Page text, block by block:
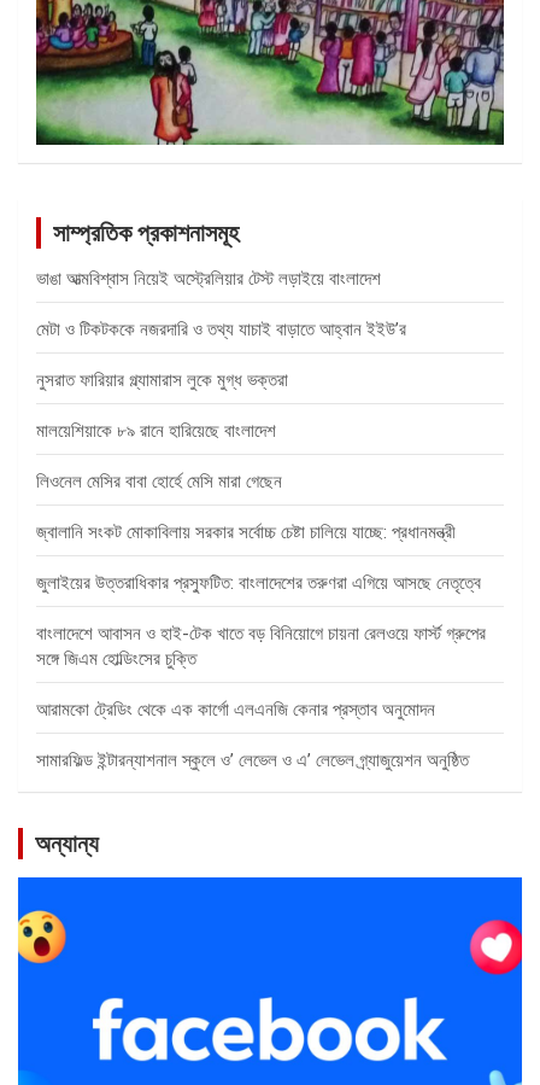
সাম্প্রতিক প্রকাশনাসমূহ
ভাঙা আত্মবিশ্বাস নিয়েই অস্ট্রেলিয়ার টেস্ট লড়াইয়ে বাংলাদেশ
মেটা ও টিকটককে নজরদারি ও তথ্য যাচাই বাড়াতে আহ্বান ইইউ’র
নুসরাত ফারিয়ার গ্ল্যামারাস লুকে মুগ্ধ ভক্তরা
মালয়েশিয়াকে ৮৯ রানে হারিয়েছে বাংলাদেশ
লিওনেল মেসির বাবা হোর্হে মেসি মারা গেছেন
জ্বালানি সংকট মোকাবিলায় সরকার সর্বোচ্চ চেষ্টা চালিয়ে যাচ্ছে: প্রধানমন্ত্রী
জুলাইয়ের উত্তরাধিকার প্রস্ফুটিত: বাংলাদেশের তরুণরা এগিয়ে আসছে নেতৃত্বে
বাংলাদেশে আবাসন ও হাই-টেক খাতে বড় বিনিয়োগে চায়না রেলওয়ে ফার্স্ট গ্রুপের
সঙ্গে জিএম হোল্ডিংসের চুক্তি
আরামকো ট্রেডিং থেকে এক কার্গো এলএনজি কেনার প্রস্তাব অনুমোদন
সামারফিল্ড ইন্টারন্যাশনাল স্কুলে ও’ লেভেল ও এ’ লেভেল গ্র্যাজুয়েশন অনুষ্ঠিত
অন্যান্য